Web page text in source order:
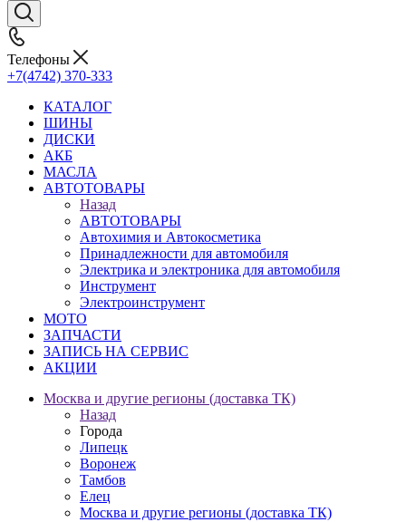
Телефоны
+7(4742) 370-333
КАТАЛОГ
ШИНЫ
ДИСКИ
АКБ
МАСЛА
АВТОТОВАРЫ
Назад
АВТОТОВАРЫ
Автохимия и Автокосметика
Принадлежности для автомобиля
Электрика и электроника для автомобиля
Инструмент
Электроинструмент
МОТО
ЗАПЧАСТИ
ЗАПИСЬ НА СЕРВИС
АКЦИИ
Москва и другие регионы (доставка ТК)
Назад
Города
Липецк
Воронеж
Тамбов
Елец
Москва и другие регионы (доставка ТК)